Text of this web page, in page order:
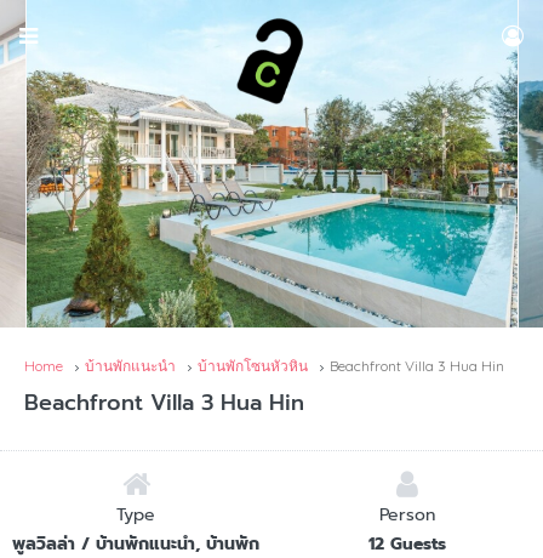
Home บ้านพักแนะนำ บ้านพักโซนหัวหิน Beachfront Villa 3 Hua Hin
Beachfront Villa 3 Hua Hin
Type
พูลวิลล่า / บ้านพักแนะนำ, บ้านพัก
Person
12 Guests